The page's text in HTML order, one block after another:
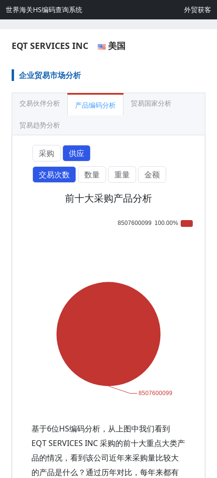
世界海关HS编码查询系统 外贸获客
EQT SERVICES INC 美国
企业贸易市场分析
交易伙伴分析 产品编码分析 贸易国家分析
贸易趋势分析
采购
供应
交易次数
数量 重量 金额
前十大采购产品分析
基于6位HS编码分析，从上图中我们看到
EQT SERVICES INC 采购的前十大重点大类产
品的情况，看到该公司近年来采购量比较大
的产品是什么？通过历年对比，每年来都有